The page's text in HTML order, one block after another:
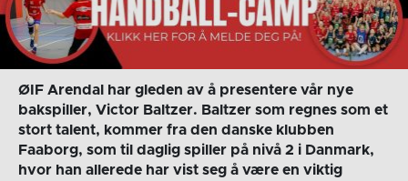
ØIF Arendal har gleden av å presentere vår nye
bakspiller, Victor Baltzer. Baltzer som regnes som et
stort talent, kommer fra den danske klubben
Faaborg, som til daglig spiller på nivå 2 i Danmark,
hvor han allerede har vist seg å være en viktig